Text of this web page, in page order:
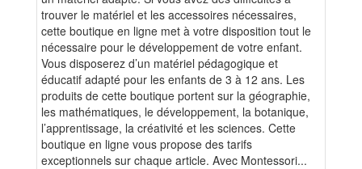
trouver le matériel et les accessoires nécessaires,
cette boutique en ligne met à votre disposition tout le
nécessaire pour le développement de votre enfant.
Vous disposerez d’un matériel pédagogique et
éducatif adapté pour les enfants de 3 à 12 ans. Les
produits de cette boutique portent sur la géographie,
les mathématiques, le développement, la botanique,
l’apprentissage, la créativité et les sciences. Cette
boutique en ligne vous propose des tarifs
exceptionnels sur chaque article. Avec Montessori...